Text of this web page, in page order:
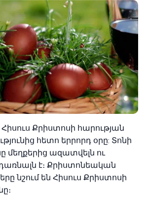
Քրիստոսի հարության
հետո երրորդ օրը: Տոնի
մեղքերից ազատվելն ու
է։ Քրիստոնեական
նշում են Հիսուս Քրիստոսի